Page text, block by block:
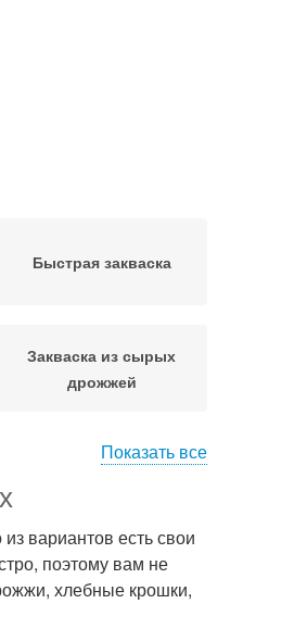
Быстрая закваска
Закваска из сырых
дрожжей
Закваска для ржаного
Показать все
вариантов есть свои
поэтому вам не
хлебные крошки,